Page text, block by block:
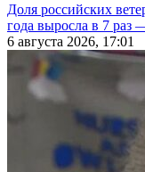
Доля российских
года выросла в 7 раз
6 августа 2026, 17:01